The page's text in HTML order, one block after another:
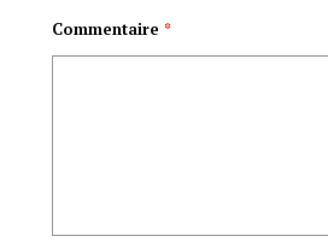
Mataifa (CSNU)
Commentaire *